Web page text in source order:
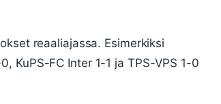
reaaliajassa. Esimerkiksi
KuPS-FC Inter 1-1 ja TPS-VPS 1-0